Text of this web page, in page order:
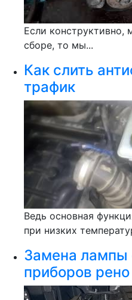
Если конструктивно,
сборе, то мы...
Как слить
трафик
Ведь основная
при низких
Замена лампы
приборов рено